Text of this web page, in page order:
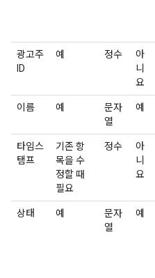
광고주
ID
예 정수
아
니
요
이름 예
문자
열
예
타임스
탬프
기존 항
목을 수
정할 때
필요
정수
아
니
요
상태 예
문자
열
예